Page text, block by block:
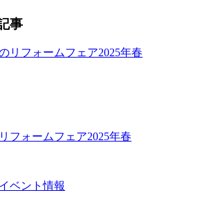
事
フォームフェア2025年春
イベント情報